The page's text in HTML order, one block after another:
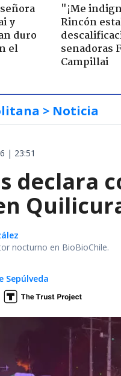
y
duro
el
"¡Me
Rincón
senadoras
Campillai
> Noticia
| 23:51
declara
nocturno en BioBioChile.
Sepúlveda